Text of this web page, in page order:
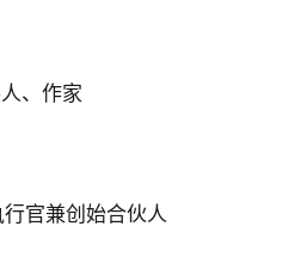
、作家
官兼创始合伙人